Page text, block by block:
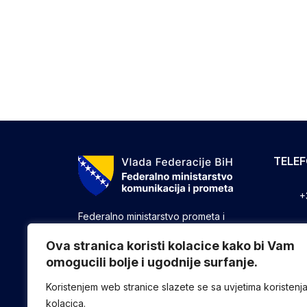
Ova stranica koristi kolacice kako bi Vam
omogucili bolje i ugodnije surfanje.
Koristenjem web stranice slazete se sa uvjetima koristenja
kolacica.
Federalno ministarstvo prometa i
druge poslove utvrđene zakonom koji
se odnose na ostvarivanje nadležnosti
Federacije u oblasti prometa i
komunikacija.